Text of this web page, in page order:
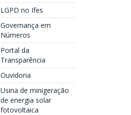
LGPD no Ifes
Governança em
Números
Portal da
Transparência
Ouvidoria
Usina de minigeração
de energia solar
fotovoltaica